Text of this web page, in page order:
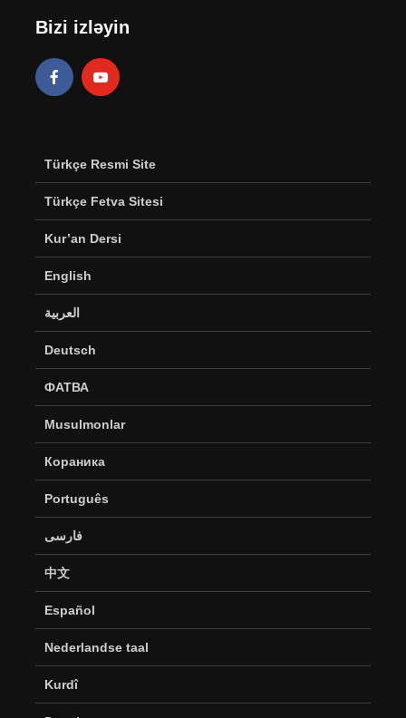
Bizi izləyin
Türkçe Resmi Site
Türkçe Fetva Sitesi
Kur’an Dersi
English
العربية
Deutsch
ФАТВА
Musulmonlar
Кораника
Português
فارسی
中文
Español
Nederlandse taal
Kurdî